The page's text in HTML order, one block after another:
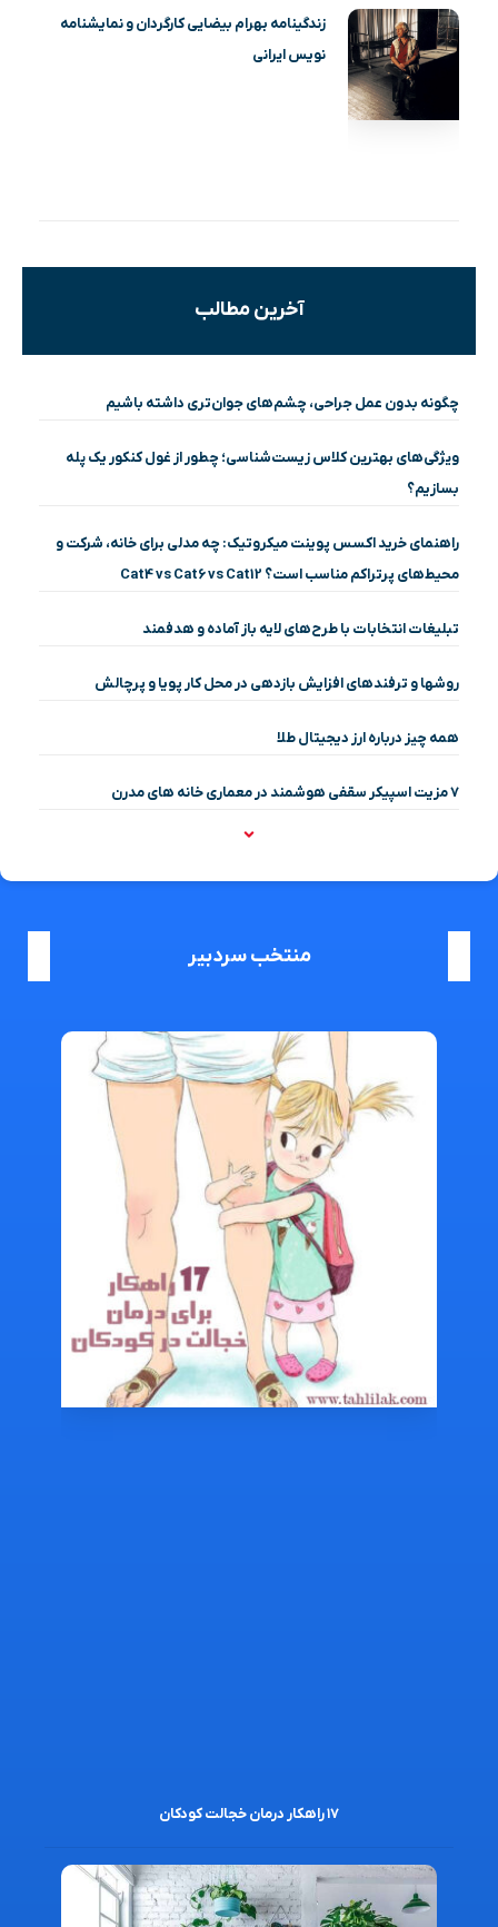
زندگینامه بهرام بیضایی کارگردان و نمایشنامه
نویس ایرانی
آخرین مطالب
چگونه بدون عمل جراحی، چشم‌های جوان‌تری داشته باشیم
ویژگی‌های بهترین کلاس زیست‌شناسی؛ چطور از غول کنکور یک پله
بسازیم؟
راهنمای خرید اکسس پوینت میکروتیک: چه مدلی برای خانه، شرکت و
محیط‌های پرتراکم مناسب است؟ Cat4 vs Cat6 vs Cat12
تبلیغات انتخابات با طرح‌های لایه باز آماده و هدفمند
روشها و ترفندهای افزایش بازدهی در محل کار پویا و پرچالش
همه چیز درباره ارز دیجیتال طلا
۷ مزیت اسپیکر سقفی هوشمند در معماری خانه‌ های مدرن
منتخب سردبیر
۱۷ راهکار درمان خجالت کودکان